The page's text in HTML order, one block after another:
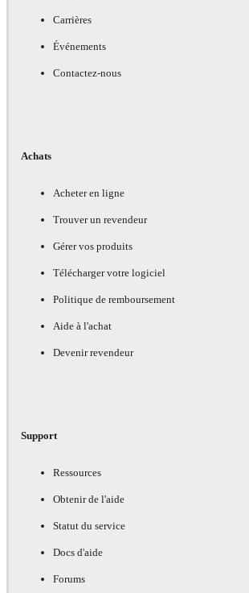
Carrières
Événements
Contactez-nous
Achats
Acheter en ligne
Trouver un revendeur
Gérer vos produits
Télécharger votre logiciel
Politique de remboursement
Aide à l'achat
Devenir revendeur
Support
Ressources
Obtenir de l'aide
Statut du service
Docs d'aide
Forums